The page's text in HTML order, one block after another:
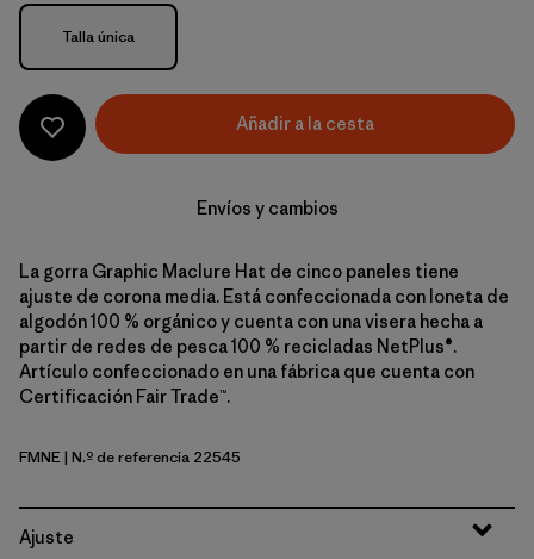
Talla
Talla única
Añadir a la cesta
Envíos y cambios
La gorra Graphic Maclure Hat de cinco paneles tiene
ajuste de corona media. Está confeccionada con loneta de
algodón 100 % orgánico y cuenta con una visera hecha a
partir de redes de pesca 100 % recicladas NetPlus®.
Artículo confeccionado en una fábrica que cuenta con
Certificación Fair Trade™.
Fitz Roy Massif: New Navy
FMNE| N.º de referencia 22545
Ajuste